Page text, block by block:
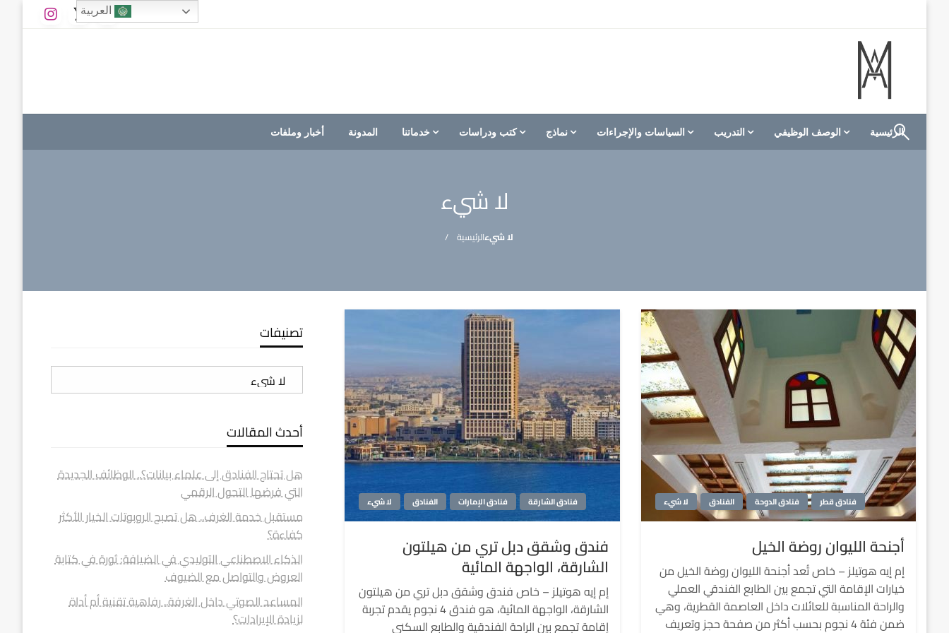
M A hotels | إم ايه هوتيلز
الموقع الأول للعاملين في الفنادق في العالم العربي
الرئيسية الوصف الوظيفي التدريب السياسات والإجراءات نماذج كتب ودراسات خدماتنا المدونة أخبار وملفات
لا شيء
الرئيسيةلا شيء
لا شيء الفنادق فنادق الدوحة فنادق قطر
أجنحة الليوان روضة الخيل
إم إيه هوتيلز – خاص تُعد أجنحة الليوان روضة الخيل من
خيارات الإقامة التي تجمع بين الطابع الفندقي العملي
والراحة المناسبة للعائلات داخل العاصمة القطرية، وهي
ضمن فئة 4 نجوم بحسب أكثر من صفحة حجز وتعريف
لا شيء الفنادق فنادق الإمارات فنادق الشارقة
فندق وشقق دبل تري من هيلتون
الشارقة، الواجهة المائية
إم إيه هوتيلز – خاص فندق وشقق دبل تري من هيلتون
الشارقة، الواجهة المائية، هو فندق 4 نجوم يقدم تجربة
إقامة تجمع بين الراحة الفندقية والطابع السكني
تصنيفات
تصنيفات
أحدث المقالات
هل تحتاج الفنادق إلى علماء بيانات؟.. الوظائف الجديدة
التي فرضها التحول الرقمي
مستقبل خدمة الغرف.. هل تصبح الروبوتات الخيار الأكثر
كفاءة؟
الذكاء الاصطناعي التوليدي في الضيافة: ثورة في كتابة
العروض والتواصل مع الضيوف
المساعد الصوتي داخل الغرفة.. رفاهية تقنية أم أداة
لزيادة الإيرادات؟
العربية